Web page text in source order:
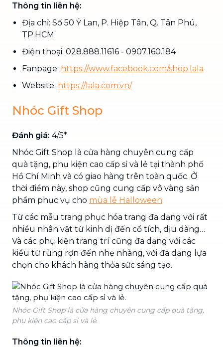
Thông tin liên hệ:
Địa chỉ: Số 50 Ỷ Lan, P. Hiệp Tân, Q. Tân Phú,
TP.HCM
Điện thoại: 028.888.11616 - 0907.160.184
Fanpage: https://www.facebook.com/shop.lala
Website: https://lala.com.vn/
Nhóc Gift Shop
Đánh giá: 4/5*
Nhóc Gift Shop là cửa hàng chuyên cung cấp
quà tặng, phụ kiện cao cấp sỉ và lẻ tại thành phố
Hồ Chí Minh và có giao hàng trên toàn quốc. Ở
thời điểm này, shop cũng cung cấp vô vàng sản
phẩm phục vụ cho mùa lễ Halloween.
Từ các mẫu trang phục hóa trang đa dạng với rất
nhiều nhân vật từ kinh dị đến cổ tích, dịu dàng…
Và các phụ kiện trang trí cũng đa dạng với các
kiểu từ rùng rợn đến nhẹ nhàng, với đa dạng lựa
chọn cho khách hàng thỏa sức sáng tạo.
Nhóc Gift Shop là cửa hàng chuyên cung cấp quà tặng,
phụ kiện cao cấp sỉ và lẻ.
Thông tin liên hệ: